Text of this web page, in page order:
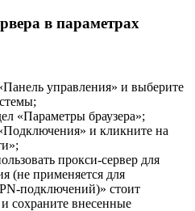
в параметрах
управления» и выберите
«Параметры браузера»;
и кликните на
прокси-сервер для
(не применяется для
подключений)» стоит
и сохраните внесенные